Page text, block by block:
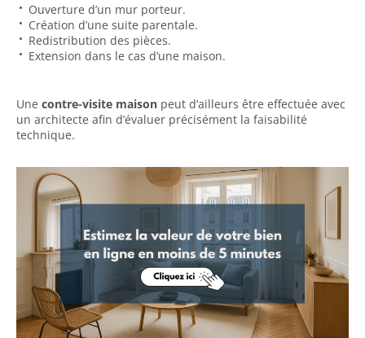
Ouverture d’un mur porteur.
Création d’une suite parentale.
Redistribution des pièces.
Extension dans le cas d’une maison.
Une contre-visite maison peut d’ailleurs être effectuée avec
un architecte afin d’évaluer précisément la faisabilité
technique.